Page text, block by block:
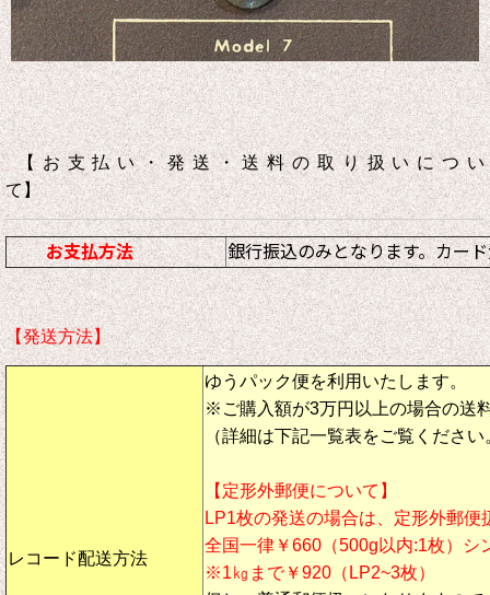
【お支払い・発送・送料の取り扱いについ
て】
お支払方法 銀行振込のみとなります。カー
【発送方法】
レコード配送方法
ゆうパック便を利用いたします。
※ご購入額が3万円以上の場合の送
（詳細は下記一覧表をご覧ください
【定形外郵便について】
LP1枚の発送の場合は、定形外郵便
全国一律￥660（500g以内:1枚）シ
※1㎏まで￥920（LP2~3枚）